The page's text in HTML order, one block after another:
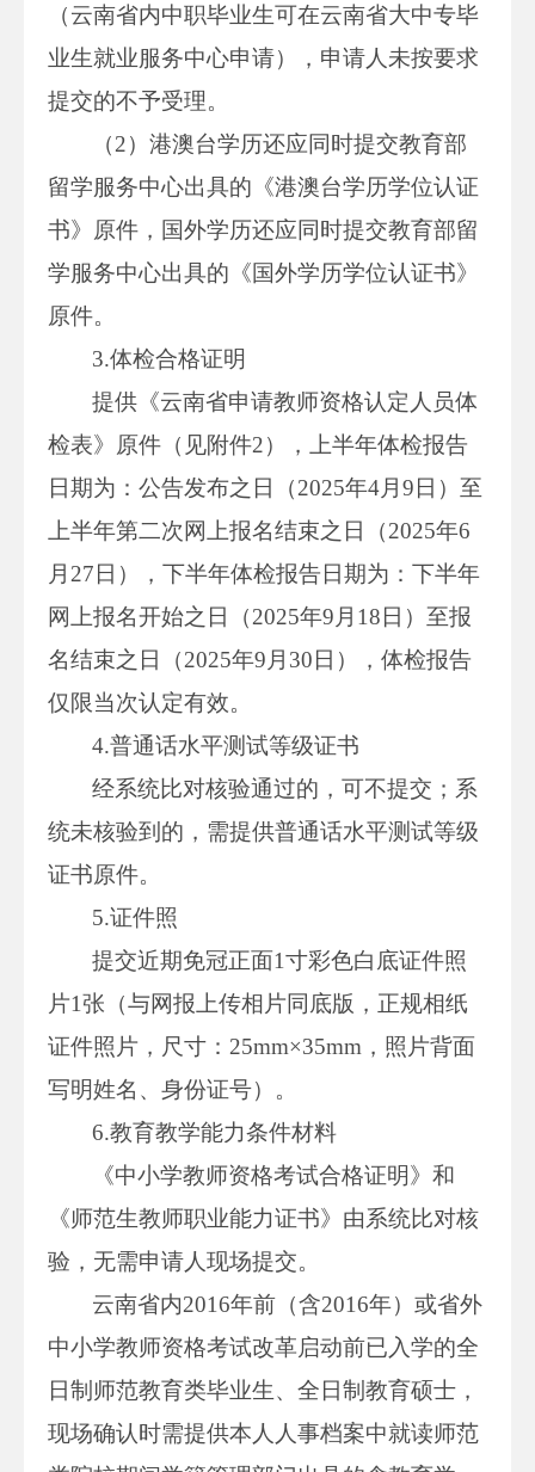
（云南省内中职毕业生可在云南省大中专毕
业生就业服务中心申请），申请人未按要求
提交的不予受理。
（2）港澳台学历还应同时提交教育部
留学服务中心出具的《港澳台学历学位认证
书》原件，国外学历还应同时提交教育部留
学服务中心出具的《国外学历学位认证书》
原件。
3.体检合格证明
提供《云南省申请教师资格认定人员体
检表》原件（见附件2），上半年体检报告
日期为：公告发布之日（2025年4月9日）至
上半年第二次网上报名结束之日（2025年6
月27日），下半年体检报告日期为：下半年
网上报名开始之日（2025年9月18日）至报
名结束之日（2025年9月30日），体检报告
仅限当次认定有效。
4.普通话水平测试等级证书
经系统比对核验通过的，可不提交；系
统未核验到的，需提供普通话水平测试等级
证书原件。
5.证件照
提交近期免冠正面1寸彩色白底证件照
片1张（与网报上传相片同底版，正规相纸
证件照片，尺寸：25mm×35mm，照片背面
写明姓名、身份证号）。
6.教育教学能力条件材料
《中小学教师资格考试合格证明》和
《师范生教师职业能力证书》由系统比对核
验，无需申请人现场提交。
云南省内2016年前（含2016年）或省外
中小学教师资格考试改革启动前已入学的全
日制师范教育类毕业生、全日制教育硕士，
现场确认时需提供本人人事档案中就读师范